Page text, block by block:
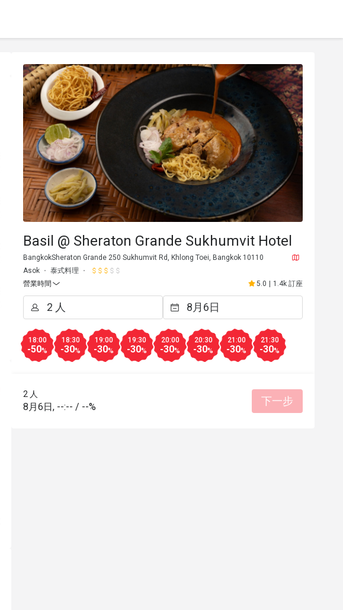
Basil @ Sheraton Grande Sukhumvit Hotel
BangkokSheraton Grande 250 Sukhumvit Rd, Khlong Toei, Bangkok 10110
Asok
泰式料理
營業時間
5.0 | 1.4k 訂座
18:00
-50%
18:30
-30%
19:00
-30%
19:30
-30%
20:00
-30%
20:30
-30%
21:00
-30%
21:30
-30%
2 人
8月6日, --:-- / --% 下一步